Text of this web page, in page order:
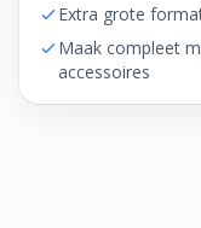
Extra grote
Maak compleet
accessoires